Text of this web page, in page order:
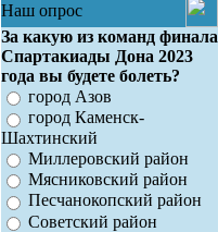
Наш опрос
За какую из команд финала
Спартакиады Дона 2023
года вы будете болеть?
город Азов
город Каменск-
Шахтинский
Миллеровский район
Мясниковский район
Песчанокопский район
Советский район